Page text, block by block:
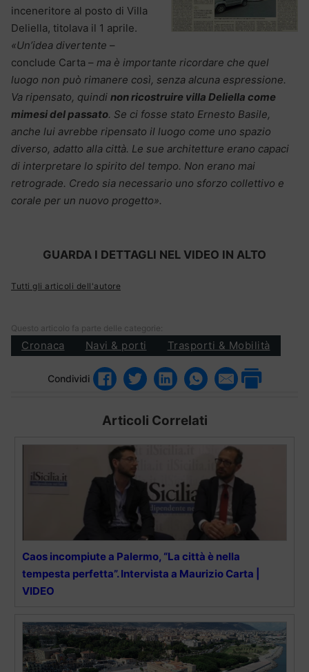
inceneritore al posto di Villa
Deliella, titolava il 1 aprile.
«Un’idea divertente –
conclude Carta – ma è importante ricordare che quel
luogo non può rimanere così, senza alcuna espressione.
Va ripensato, quindi non ricostruire villa Deliella come
mimesi del passato. Se ci fosse stato Ernesto Basile,
anche lui avrebbe ripensato il luogo come uno spazio
diverso, adatto alla città. Le sue architetture erano capaci
di interpretare lo spirito del tempo. Non erano mai
retrograde. Credo sia necessario uno sforzo collettivo e
corale per un nuovo progetto».
GUARDA I DETTAGLI NEL VIDEO IN ALTO
Tutti gli articoli dell'autore
Questo articolo fa parte delle categorie:
Cronaca Navi & porti Trasporti & Mobilità
Condividi
Articoli Correlati
Caos incompiute a Palermo, “La città è nella
tempesta perfetta”. Intervista a Maurizio Carta |
VIDEO